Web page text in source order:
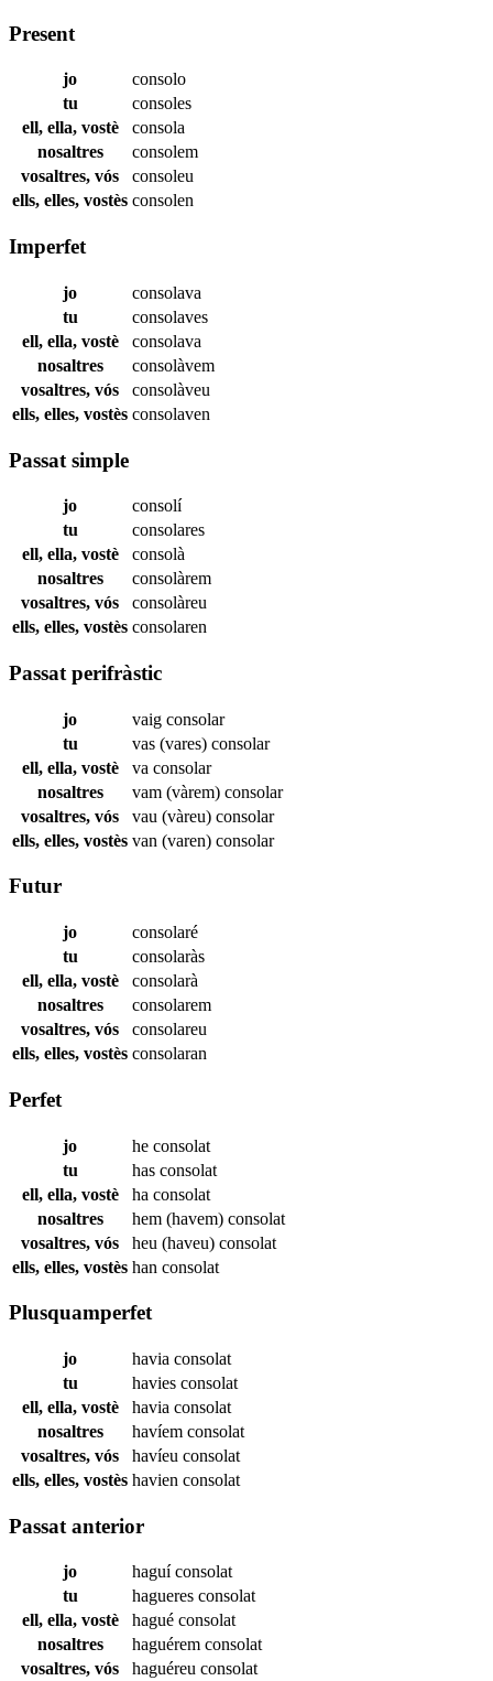
Present
jo
consolo
tu
consoles
ell, ella, vostè
consola
nosaltres
consolem
vosaltres, vós
consoleu
ells, elles, vostès consolen
Imperfet
jo
consolava
tu
consolaves
ell, ella, vostè
consolava
nosaltres
consolàvem
vosaltres, vós
consolàveu
ells, elles, vostès consolaven
Passat simple
jo
consolí
tu
consolares
ell, ella, vostè
consolà
nosaltres
consolàrem
vosaltres, vós
consolàreu
ells, elles, vostès consolaren
Passat perifràstic
jo vaig consolar
tu
vas (vares) consolar
ell, ella, vostè
va consolar
nosaltres
vam (vàrem) consolar
vosaltres, vós
vau (vàreu) consolar
ells, elles, vostès van (varen) consolar
Futur
jo
consolaré
tu
consolaràs
ell, ella, vostè
consolarà
nosaltres
consolarem
vosaltres, vós
consolareu
ells, elles, vostès consolaran
Perfet
jo he consolat
tu
has consolat
ell, ella, vostè
ha consolat
nosaltres
hem (havem) consolat
vosaltres, vós
heu (haveu) consolat
ells, elles, vostès han consolat
Plusquamperfet
jo havia consolat
tu
havies consolat
ell, ella, vostè
havia consolat
nosaltres
havíem consolat
vosaltres, vós
havíeu consolat
ells, elles, vostès havien consolat
Passat anterior
jo haguíconsolat
tu
hagueres consolat
ell, ella, vostè
hagué consolat
nosaltres
haguérem consolat
vosaltres, vós
haguéreu consolat